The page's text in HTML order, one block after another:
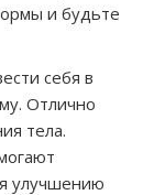
и будьте
себя в
Отлично
тела.
улучшению